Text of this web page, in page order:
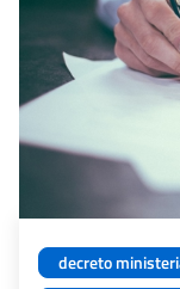
decreto